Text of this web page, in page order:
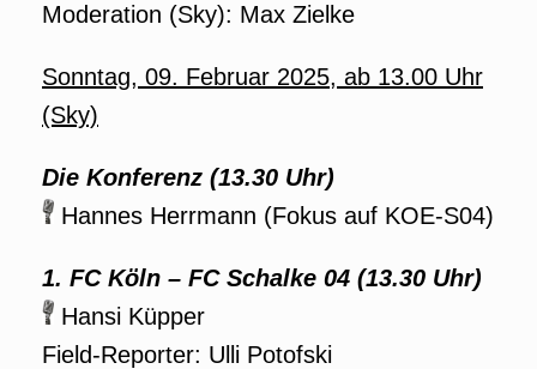
Moderation (Sky): Max Zielke
Sonntag, 09. Februar 2025, ab 13.00 Uhr
(Sky)
Die Konferenz (13.30 Uhr)
Hannes Herrmann (Fokus auf KOE-S04)
1. FC Köln – FC Schalke 04 (13.30 Uhr)
Hansi Küpper
Field-Reporter: Ulli Potofski